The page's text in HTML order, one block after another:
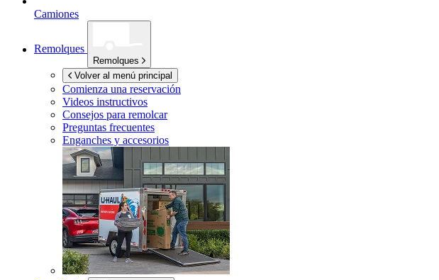
Camiones
Remolques
Remolques
Volver al menú principal
Comienza una reservación
Videos instructivos
Consejos para remolcar
Preguntas frecuentes
Enganches y accesorios